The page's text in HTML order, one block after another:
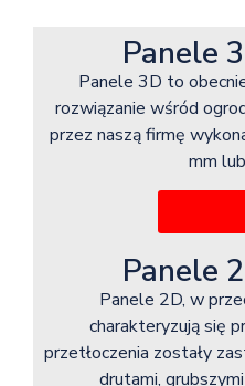
Panele
Panele 3D to
rozwiązanie wśród
przez naszą firmę
mm
Panele
Panele 2D, w
charakteryzują się
przetłoczenia zostały
drutami,